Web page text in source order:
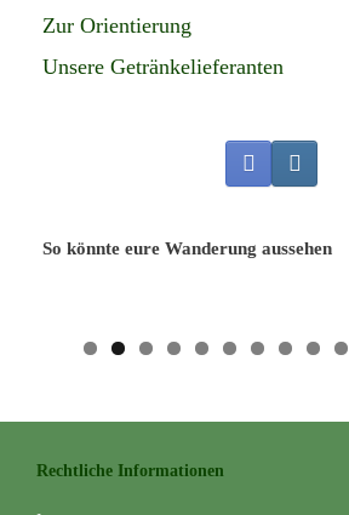
M
e
Zur Orientierung
Unsere Getränkelieferanten
So könnte eure Wanderung aussehen
Rechtliche Informationen